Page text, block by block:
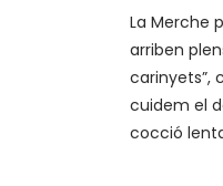
La Merche
arriben
carinyets”,
cuidem el
cocció